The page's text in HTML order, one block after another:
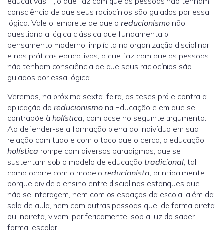
consciência de que seus raciocínios são guiados por essa
lógica. Vale o lembrete de que o reducionismo não
questiona a lógica clássica que fundamenta o
pensamento moderno, implícita na organização disciplinar
e nas práticas educativas, o que faz com que as pessoas
não tenham consciência de que seus raciocínios são
guiados por essa lógica.
Veremos, na próxima sexta-feira, as teses pró e contra a
aplicação do reducionismo na Educação e em que se
contrapõe à holística, com base no seguinte argumento:
Ao defender-se a formação plena do indivíduo em sua
relação com tudo e com o todo que o cerca, a educação
holística rompe com diversos paradigmas, que se
sustentam sob o modelo de educação tradicional, tal
como ocorre com o modelo reducionista, principalmente
porque divide o ensino entre disciplinas estanques que
não se interagem, nem com os espaços da escola, além da
sala de aula, nem com outras pessoas que, de forma direta
ou indireta, vivem, perifericamente, sob a luz do saber
formal escolar.